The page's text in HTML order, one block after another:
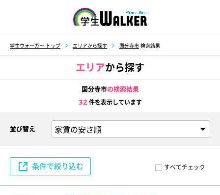
学生ウォーカー トップ エリアから探す 国分寺市 検索結果
エリアから探す
国分寺市の検索結果
32 件を表示しています
すべてチェック
並び替え
条件で絞り込む